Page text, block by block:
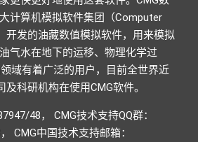
计算机模拟软件集团（Computer
开发的油藏数值模拟软件，用来模拟
气水在地下的运移、物理化学过
域有着广泛的用户，目前全世界近
科研机构在使用CMG软件。
48， CMG技术支持QQ群：
CMG中国技术支持邮箱：